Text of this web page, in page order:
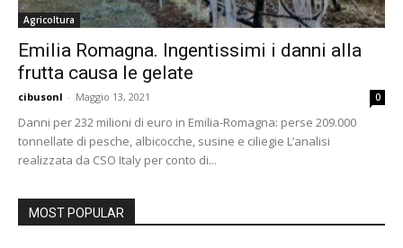
Agricoltura
Emilia Romagna. Ingentissimi i danni alla
frutta causa le gelate
cibusonl - Maggio 13, 2021 0
Danni per 232 milioni di euro in Emilia-Romagna: perse 209.000
tonnellate di pesche, albicocche, susine e ciliegie L’analisi
realizzata da CSO Italy per conto di...
MOST POPULAR